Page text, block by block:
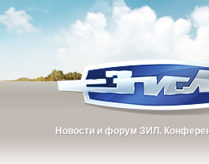
Новости и форум ЗИЛ.
Новости и форум ЗИЛ.